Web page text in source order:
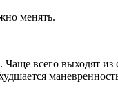
менять.
всего выходят